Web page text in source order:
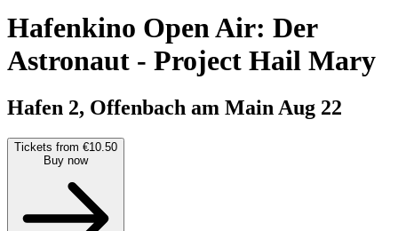
Hafenkino Open Air: Der
Astronaut - Project Hail Mary
Hafen 2, Offenbach am MainAug 22
Tickets from €10.50
Buy now